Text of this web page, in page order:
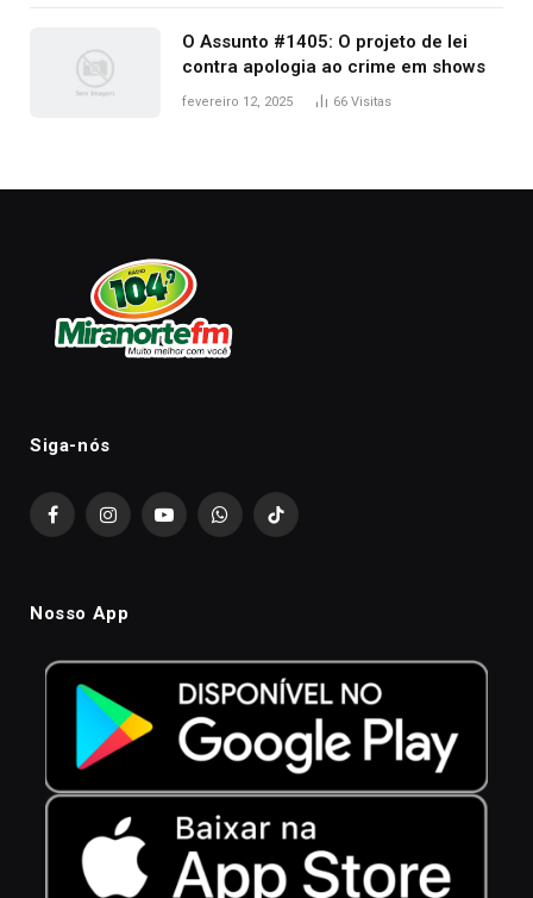
O Assunto #1405: O projeto de lei
contra apologia ao crime em shows
fevereiro 12, 2025 66 Visitas
Siga-nós
FacebookInstagramYouTubeWhatsAppTikTok
Nosso App